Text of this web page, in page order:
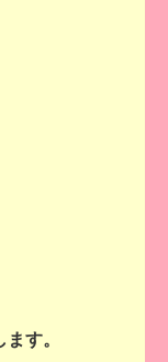
す。